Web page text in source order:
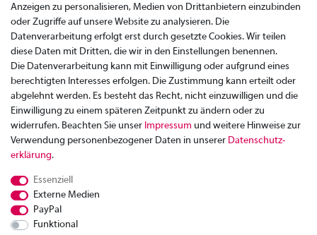
Zahlung
Rücksendung
Datenschutzerklärung
AGB
Anzeigen zu personalisieren, Medien von Drittanbietern einzubinden
oder Zugriffe auf unsere Website zu analysieren. Die
Datenverarbeitung erfolgt erst durch gesetzte Cookies. Wir teilen
diese Daten mit Dritten, die wir in den Einstellungen benennen.
Die Datenverarbeitung kann mit Einwilligung oder aufgrund eines
berechtigten Interesses erfolgen. Die Zustimmung kann erteilt oder
abgelehnt werden. Es besteht das Recht, nicht einzuwilligen und die
Einwilligung zu einem späteren Zeitpunkt zu ändern oder zu
widerrufen. Beachten Sie unser Impressum und weitere Hinweise zur
Verwendung personenbezogener Daten in unserer Daten­schutz­
erklärung.
Essenziell
Externe Medien
PayPal
Funktional